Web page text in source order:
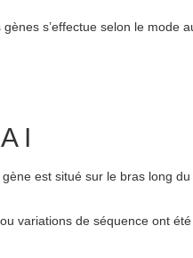
s’effectue selon le
I
est situé sur le bras long du
variations de séquence ont été